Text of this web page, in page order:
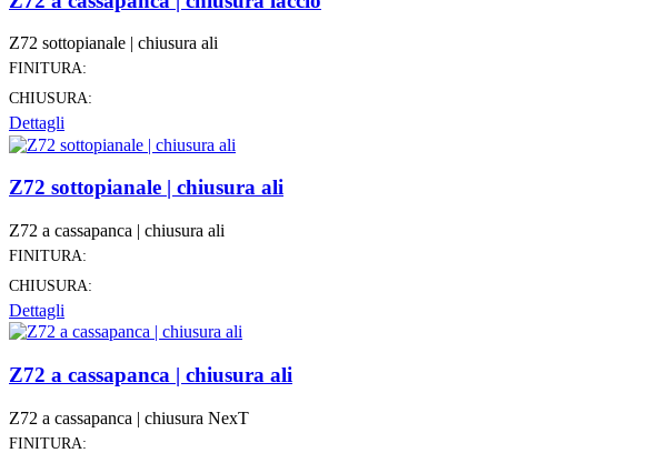
Z72 sottopianale | chiusura ali
FINITURA:
CHIUSURA:
Dettagli
Z72 sottopianale | chiusura ali
Z72 a cassapanca | chiusura ali
FINITURA:
CHIUSURA:
Dettagli
Z72 a cassapanca | chiusura ali
Z72 a cassapanca | chiusura NexT
FINITURA: